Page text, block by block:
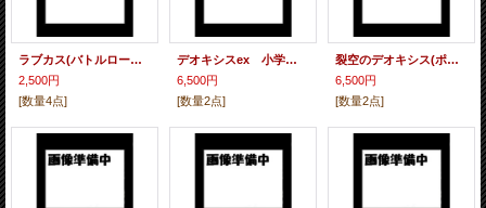
ラブカス(バトルロードサマー2004) 「バトルロード サマー★2004」ポイントゲットバトルプレゼントカード、「バトルロード サマー★2004」ダブルバトルコーナー参加賞
2,500円
[数量4点]
デオキシスex 小学館スペシャル『ポケモンワンダーランドVol.3』付録 未剥がし
6,500円
[数量2点]
裂空のデオキシス(ポケモンワンダーランドVol.2) 小学館スペシャル『ポケモンワンダーランドVol.2』付録 未剥がし
6,500円
[数量2点]